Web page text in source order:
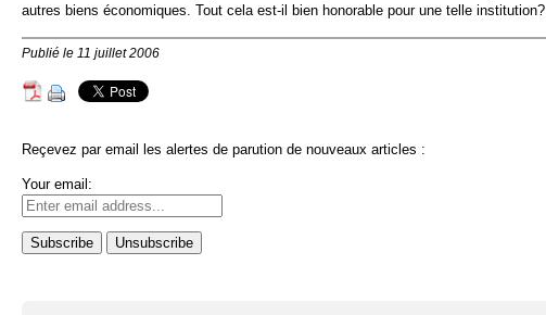
autres biens économiques. Tout cela est-il bien honorable pour une telle institution?
Publié le 11 juillet 2006
Reçevez par email les alertes de parution de nouveaux articles :
Your email: